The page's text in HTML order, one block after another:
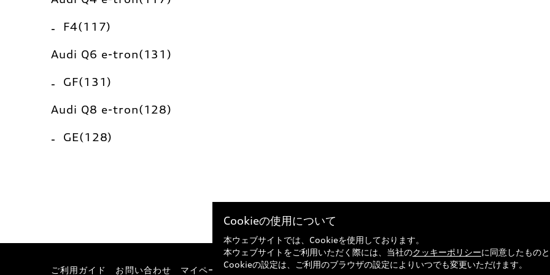
F4(117)
Audi Q6 e-tron(131)
GF(131)
Audi Q8 e-tron(128)
GE(128)
ご利用ガイド お問い合わせ マイページ 特定商取引法に基づく表記 Audi正規ディーラー検索
Cookieの使用について
本ウェブサイトでは、Cookieを使用しております。
本ウェブサイトをご利用いただく際には、当社のクッキーポリシーに同意したものと
Cookieの設定は、ご利用のブラウザの設定によりいつでも変更いただけます。